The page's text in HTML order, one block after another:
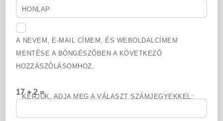
HONLAP
A NEVEM, E-MAIL CÍMEM, ÉS WEBOLDALCÍMEM
MENTÉSE A BÖNGÉSZŐBEN A KÖVETKEZŐ
HOZZÁSZÓLÁSOMHOZ.
KÉRJÜK, ADJA MEG A VÁLASZT SZÁMJEGYEKKEL:
17 + 2 =